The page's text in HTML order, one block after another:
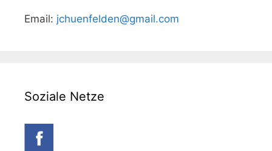
Email: jchuenfelden@gmail.com
Soziale Netze